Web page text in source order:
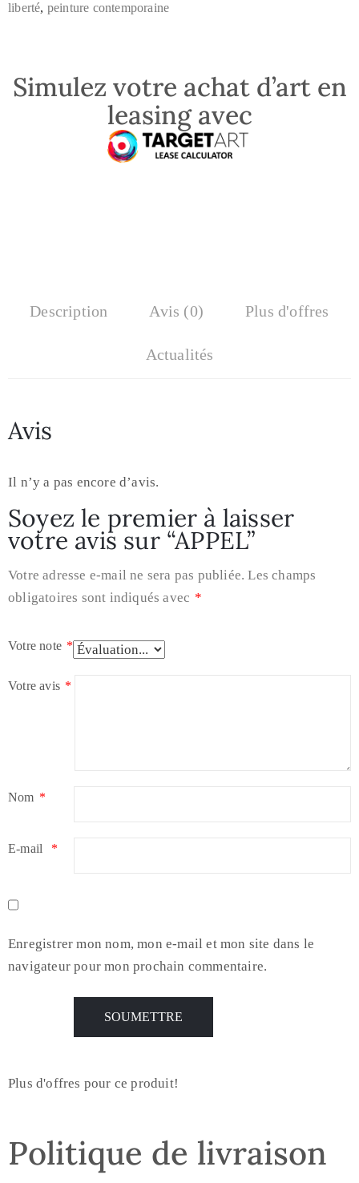
liberté, peinture contemporaine
Simulez votre achat d’art en
leasing avec
Description Avis (0) Plus d'offres
Actualités
Avis
Il n’y a pas encore d’avis.
Soyez le premier à laisser
votre avis sur “APPEL”
Votre adresse e-mail ne sera pas publiée. Les champs
obligatoires sont indiqués avec *
Votre note *
Votre avis *
Nom *
E-mail *
Enregistrer mon nom, mon e-mail et mon site dans le
navigateur pour mon prochain commentaire.
Plus d'offres pour ce produit!
Politique de livraison